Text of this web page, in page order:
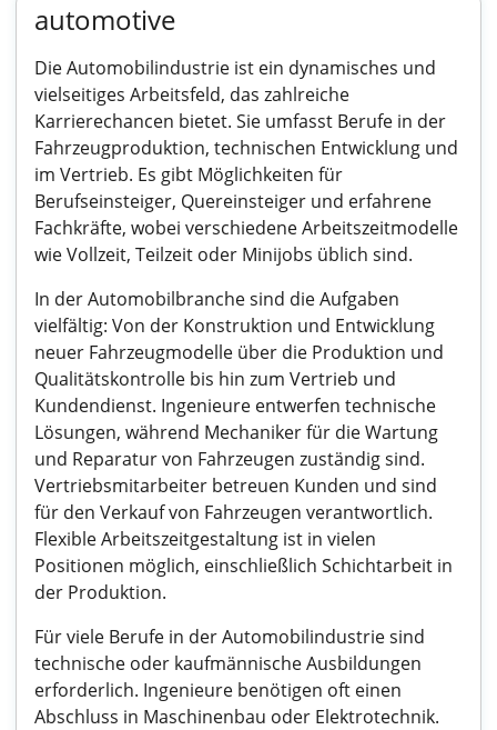
automotive
Die Automobilindustrie ist ein dynamisches und
vielseitiges Arbeitsfeld, das zahlreiche
Karrierechancen bietet. Sie umfasst Berufe in der
Fahrzeugproduktion, technischen Entwicklung und
im Vertrieb. Es gibt Möglichkeiten für
Berufseinsteiger, Quereinsteiger und erfahrene
Fachkräfte, wobei verschiedene Arbeitszeitmodelle
wie Vollzeit, Teilzeit oder Minijobs üblich sind.
In der Automobilbranche sind die Aufgaben
vielfältig: Von der Konstruktion und Entwicklung
neuer Fahrzeugmodelle über die Produktion und
Qualitätskontrolle bis hin zum Vertrieb und
Kundendienst. Ingenieure entwerfen technische
Lösungen, während Mechaniker für die Wartung
und Reparatur von Fahrzeugen zuständig sind.
Vertriebsmitarbeiter betreuen Kunden und sind
für den Verkauf von Fahrzeugen verantwortlich.
Flexible Arbeitszeitgestaltung ist in vielen
Positionen möglich, einschließlich Schichtarbeit in
der Produktion.
Für viele Berufe in der Automobilindustrie sind
technische oder kaufmännische Ausbildungen
erforderlich. Ingenieure benötigen oft einen
Abschluss in Maschinenbau oder Elektrotechnik.